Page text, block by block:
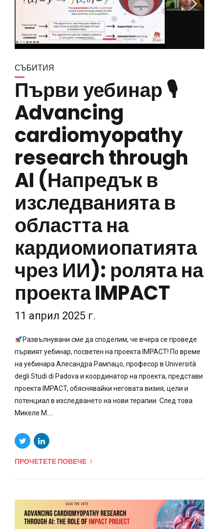
СЪБИТИЯ
Първи уебинар 🎙
Advancing
cardiomyopathy
research through
AI (Напредък в
изследванията в
областта на
кардиомиопатията
чрез ИИ): ролята на
проекта IMPACT
11 април 2025 г.
Развълнувани сме да споделим, че вчера се проведе
първият уебинар, посветен на проекта IMPACT! По време
на уебинара Алесандра Рампацо, професор в Università
degli Studi di Padova и координатор на проекта, представи
проекта IMPACT, обяснявайки неговата визия, цели и
потенциал в изследването на нови терапии. След това
Микеле М....
ПРОЧЕТЕТЕ ПОВЕЧЕ